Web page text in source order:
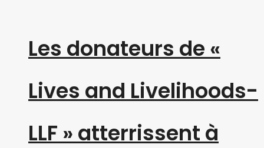
Les donateurs de «
Lives and Livelihoods-
LLF » atterrissent à